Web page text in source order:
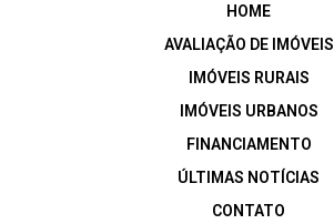
HOME
AVALIAÇÃO DE IMÓVEIS
IMÓVEIS RURAIS
IMÓVEIS URBANOS
FINANCIAMENTO
ÚLTIMAS NOTÍCIAS
CONTATO